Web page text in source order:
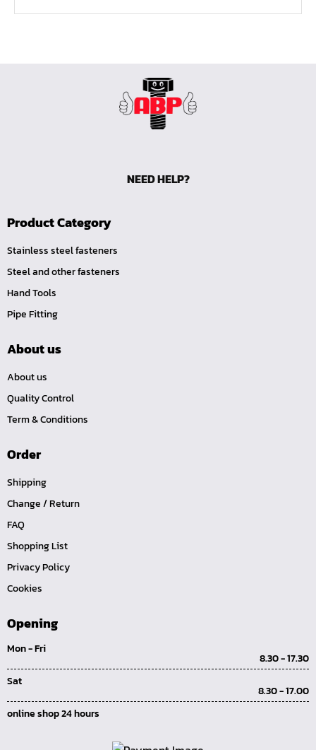
ข้อต่อฟรี
ด้ามฟรี หัวกลม คอพับ ด้ามเหล็ก 1/4", 3/8", 1/2", 1"
ด้ามฟรี หัวกลม ด้ามยาง 1/4", 3/8", 1/2"
ด้ามฟรี หัวกลม ด้ามเรียบ 1/4", 3/8", 1/2"
ด้ามฟรี ด้ามเรียบ คอพับ กดปุ่ม
ด้ามฟรี ด้ามเหล็ก คอพับ กดปุ่ม
ด้ามฟรี ยาง คอพับ
ด้ามฟรี ด้ามเรียบ คอพับ
ด้ามฟรี หัวเล็ก ด้ามยาง กดปุ่ม 1/4", 3/8", 1/2"
ด้ามฟรี หัวเล็ก ด้ามเรียบ กดปุ่ม 1/4", 3/8", 1/2"
ด้ามฟรี หัวเล็ก ด้ามเหล็ก กดปุ่ม 1/4", 3/8", 1/2"
ด้ามฟรี หัวเล็ก ด้ามเรียบ 1/4", 3/8", 1/2"
ด้ามฟรี หัวเล็ก ด้ามเหล็ก 1/4", 3/8", 1/2"
ด้ามฟรีสั้น 1/4", 3/8", 1/2"
ด้ามฟรี ด้ามยาง 1/4", 3/8", 1/2"
ด้ามฟรี ด้ามเรียบ 1/4", 3/8", 1/2"
ด้ามฟรี ด้ามเหล็ก 1/4", 3/8", 1/2", 1"
บ๊อกซ์เดือยโผล่ ท๊อกซ์ พลัส, ท๊อกซ์ RibeCV
NEED HELP?
Product Category
Stainless steel fasteners
Steel and other fasteners
Hand Tools
Pipe Fitting
About us
About us
Quality Control
Term & Conditions
Order
Shipping
Change / Return
FAQ
Shopping List
Privacy Policy
Cookies
Opening
Mon - Fri
8.30 - 17.30
Sat
8.30 - 17.00
online shop 24 hours